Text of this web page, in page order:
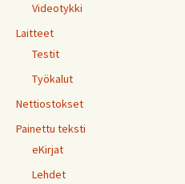
Videotykki
Laitteet
Testit
Työkalut
Nettiostokset
Painettu teksti
eKirjat
Lehdet